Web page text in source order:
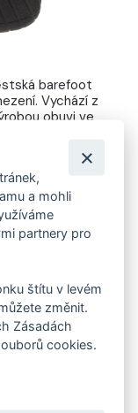
barefoot
Vychází z
obuvi ve
při chůzi po
se zemí,
– v práci, ve
prostředí,
a mohli
partnery pro
štítu v levém
změnit.
Zásadách
cookies.